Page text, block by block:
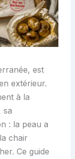
est
extérieur.
à la
sa
: la peau a
chair
Ce guide